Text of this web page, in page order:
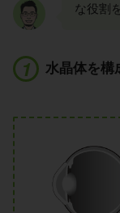
な役割
水晶体を構